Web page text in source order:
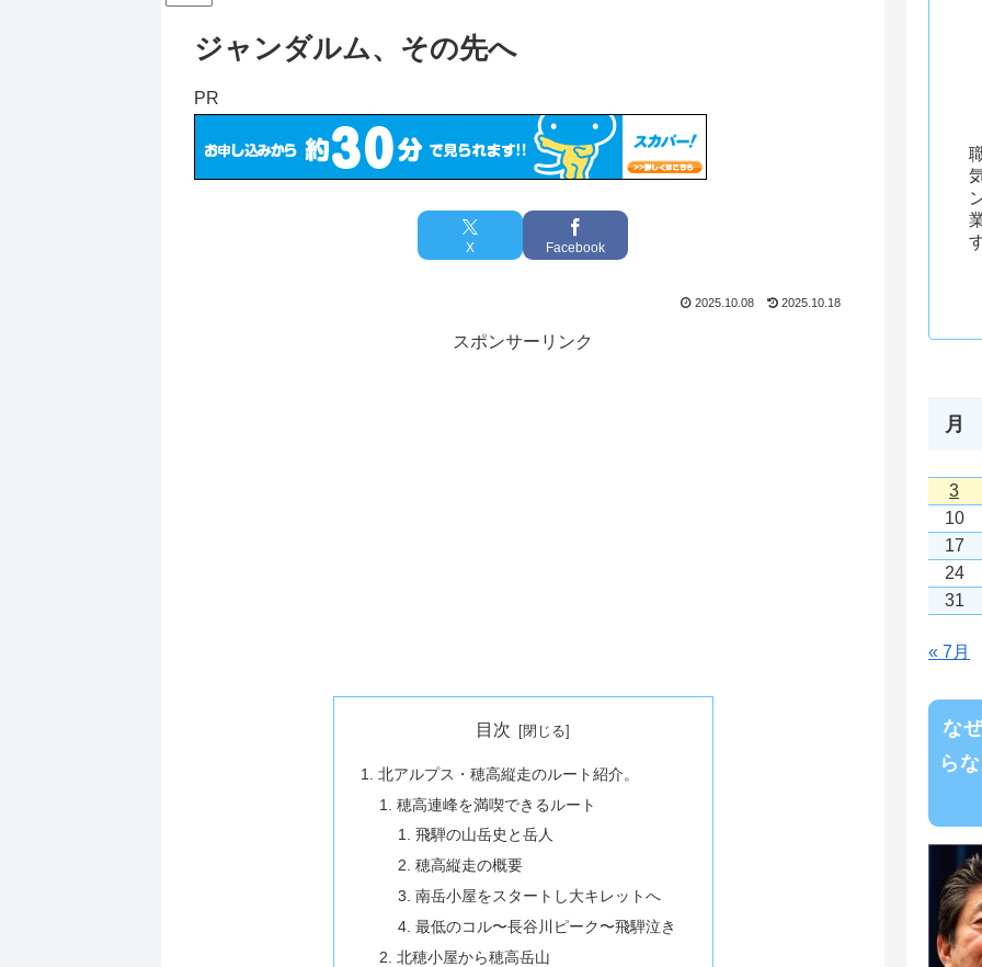
ジャンダルム、その先へ
PR
X Facebook
2025.10.08 2025.10.18
スポンサーリンク
目次
北アルプス・穂高縦走のルート紹介。
穂高連峰を満喫できるルート
飛騨の山岳史と岳人
穂高縦走の概要
南岳小屋をスタートし大キレットへ
最低のコル〜長谷川ピーク〜飛騨泣き
北穂小屋から穂高岳山
月
3
10
17
24
31
« 7月
な
ら